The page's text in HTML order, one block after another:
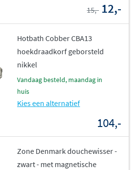
15,- 12,-
Hotbath Cobber CBA13
hoekdraadkorf geborsteld
nikkel
vandaag besteld, maandag in
huis
Kies een alternatief
104,-
Zone Denmark douchewisser -
zwart - met magnetische